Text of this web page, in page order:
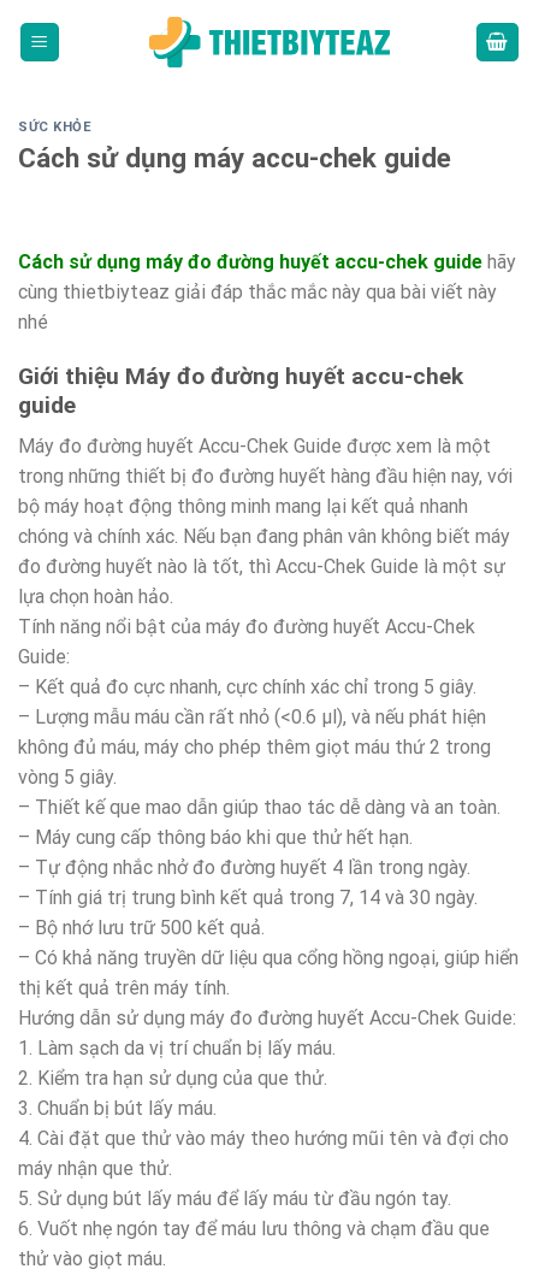
SỨC KHỎE
Cách sử dụng máy accu-chek guide
Cách sử dụng máy đo đường huyết accu-chek guide hãy
cùng thietbiyteaz giải đáp thắc mắc này qua bài viết này
nhé
Giới thiệu Máy đo đường huyết accu-chek
guide
Máy đo đường huyết Accu-Chek Guide được xem là một
trong những thiết bị đo đường huyết hàng đầu hiện nay, với
bộ máy hoạt động thông minh mang lại kết quả nhanh
chóng và chính xác. Nếu bạn đang phân vân không biết máy
đo đường huyết nào là tốt, thì Accu-Chek Guide là một sự
lựa chọn hoàn hảo.
Tính năng nổi bật của máy đo đường huyết Accu-Chek
Guide:
– Kết quả đo cực nhanh, cực chính xác chỉ trong 5 giây.
– Lượng mẫu máu cần rất nhỏ (<0.6 µl), và nếu phát hiện
không đủ máu, máy cho phép thêm giọt máu thứ 2 trong
vòng 5 giây.
– Thiết kế que mao dẫn giúp thao tác dễ dàng và an toàn.
– Máy cung cấp thông báo khi que thử hết hạn.
– Tự động nhắc nhở đo đường huyết 4 lần trong ngày.
– Tính giá trị trung bình kết quả trong 7, 14 và 30 ngày.
– Bộ nhớ lưu trữ 500 kết quả.
– Có khả năng truyền dữ liệu qua cổng hồng ngoại, giúp hiển
thị kết quả trên máy tính.
Hướng dẫn sử dụng máy đo đường huyết Accu-Chek Guide:
1. Làm sạch da vị trí chuẩn bị lấy máu.
2. Kiểm tra hạn sử dụng của que thử.
3. Chuẩn bị bút lấy máu.
4. Cài đặt que thử vào máy theo hướng mũi tên và đợi cho
máy nhận que thử.
5. Sử dụng bút lấy máu để lấy máu từ đầu ngón tay.
6. Vuốt nhẹ ngón tay để máu lưu thông và chạm đầu que
thử vào giọt máu.